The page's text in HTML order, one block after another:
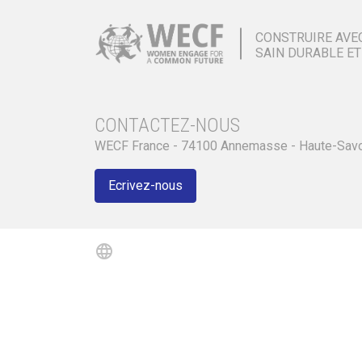
CONSTRUIRE
SAIN DURABLE
CONTACTEZ-NOUS
WECF France - 74100 Annemasse - Haute-
Ecrivez-nous
language